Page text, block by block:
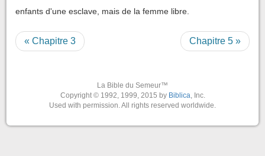
enfants d'une esclave, mais de la femme libre.
« Chapitre 3 Chapitre 5 »
La Bible du Semeur™
Copyright © 1992, 1999, 2015 by Biblica, Inc.
Used with permission. All rights reserved worldwide.